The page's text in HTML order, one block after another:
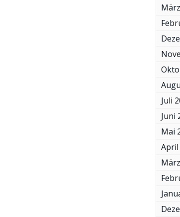
Juli
Juni
Mai
April